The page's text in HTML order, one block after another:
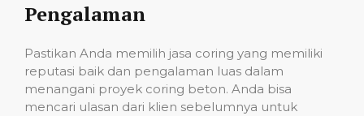
Pengalaman
Pastikan Anda memilih jasa coring yang memiliki
reputasi baik dan pengalaman luas dalam
menangani proyek coring beton. Anda bisa
mencari ulasan dari klien sebelumnya untuk